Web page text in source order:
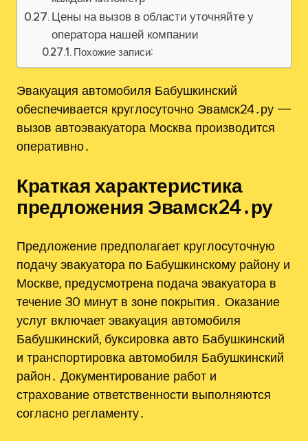
Цены на вызов в области уточняйте у
оператора нашей компании
Похожие записи:
Эвакуация автомобиля Бабушкинский
обеспечивается круглосуточно Эвамск24․ру —
вызов автоэвакуатора Москва производится
оперативно․
Краткая характеристика
предложения Эвамск24․ру
Предложение предполагает круглосуточную
подачу эвакуатора по Бабушкинскому району и
Москве, предусмотрена подача эвакуатора в
течение 30 минут в зоне покрытия․ Оказание
услуг включает эвакуация автомобиля
Бабушкинский, буксировка авто Бабушкинский
и транспортировка автомобиля Бабушкинский
район․ Документирование работ и
страхование ответственности выполняются
согласно регламенту․